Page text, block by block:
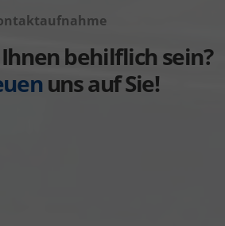
behilflich sein?
uns auf Sie!